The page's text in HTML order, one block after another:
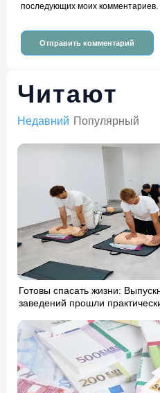
последующих моих комментариев.
Читают
Недавний Популярный
Готовы спасать жизни:
заведений прошли